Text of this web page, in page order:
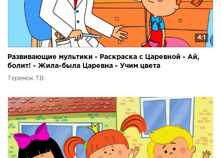
4:1
Развивающие мультики - Раскраска с Царевной - Ай,
болит! - Жила-была Царевна - Учим цвета
Теремок ТВ